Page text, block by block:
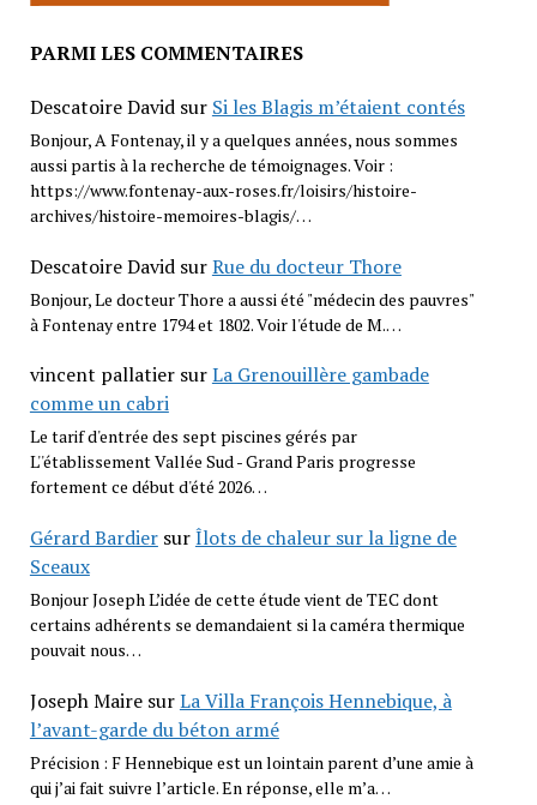
PARMI LES COMMENTAIRES
Descatoire Davidsur Si les Blagis m’étaient contés
Bonjour, A Fontenay, il y a quelques années, nous sommes
aussi partis à la recherche de témoignages. Voir :
https://www.fontenay-aux-roses.fr/loisirs/histoire-
archives/histoire-memoires-blagis/…
Descatoire DavidsurRue du docteur Thore
Bonjour, Le docteur Thore a aussi été "médecin des pauvres"
à Fontenay entre 1794 et 1802. Voir l'étude de M.…
vincent pallatiersurLa Grenouillère gambade
comme un cabri
Le tarif d'entrée des sept piscines gérés par
L''établissement Vallée Sud - Grand Paris progresse
fortement ce début d'été 2026…
Gérard BardiersurÎlots de chaleur sur la ligne de
Sceaux
Bonjour Joseph L’idée de cette étude vient de TEC dont
certains adhérents se demandaient si la caméra thermique
pouvait nous…
Joseph MairesurLa Villa François Hennebique, à
l’avant-garde du béton armé
Précision : F Hennebique est un lointain parent d’une amie à
qui j’ai fait suivre l’article. En réponse, elle m’a…